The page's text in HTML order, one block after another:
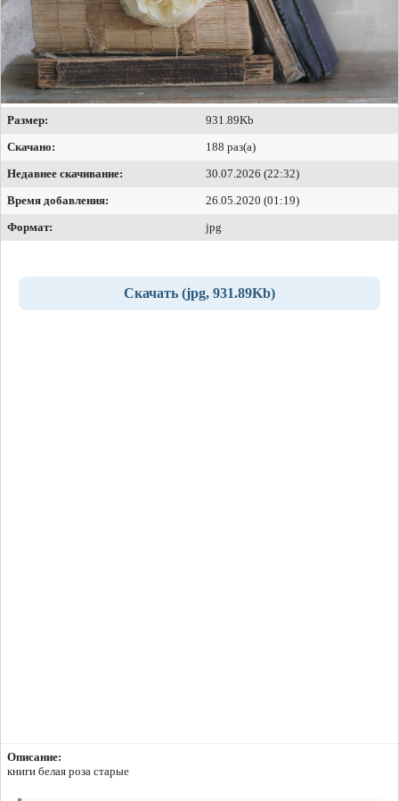
Размер:
931.89Kb
Скачано:
188 раз(а)
Недавнее скачивание:
30.07.2026 (22:32)
Время добавления:
26.05.2020 (01:19)
Формат:
jpg
Скачать (jpg, 931.89Kb)
Описание:
книги белая роза старые